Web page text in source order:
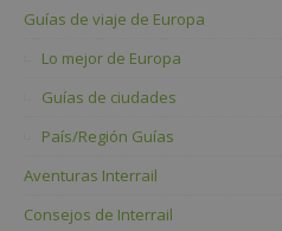
Guías de viaje de Europa
Lo mejor de Europa
Guías de ciudades
País/Región Guías
Aventuras Interrail
Consejos de Interrail